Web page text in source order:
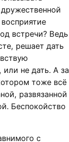
встречи? Ведь
решает дать
не дать. А за
тоже всё
развязанной
Беспокойство
с